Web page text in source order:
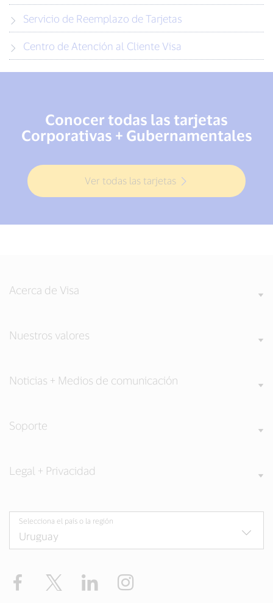
Servicio de Reemplazo de Tarjetas
Centro de Atención al Cliente Visa
Conocer todas las tarjetas
Corporativas + Gubernamentales
Ver todas las tarjetas
Acerca de Visa
Nuestros valores
Noticias + Medios de comunicación
Soporte
Legal + Privacidad
Selecciona el país o la región
Facebook Twitter LinkedIn